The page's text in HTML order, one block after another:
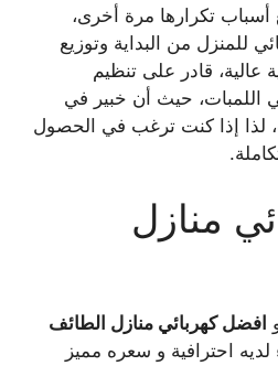
أسباب تكرارها مرة أخرى،
للمنزل من البداية وتوزيع
عالية، قادر على تنظيم
اللمبات، حيث أن خبير في
لذا إذا كنت ترغب في الحصول
منازل
افضل كهربائي منازل الطائف
لديه احترافية و سعره مميز